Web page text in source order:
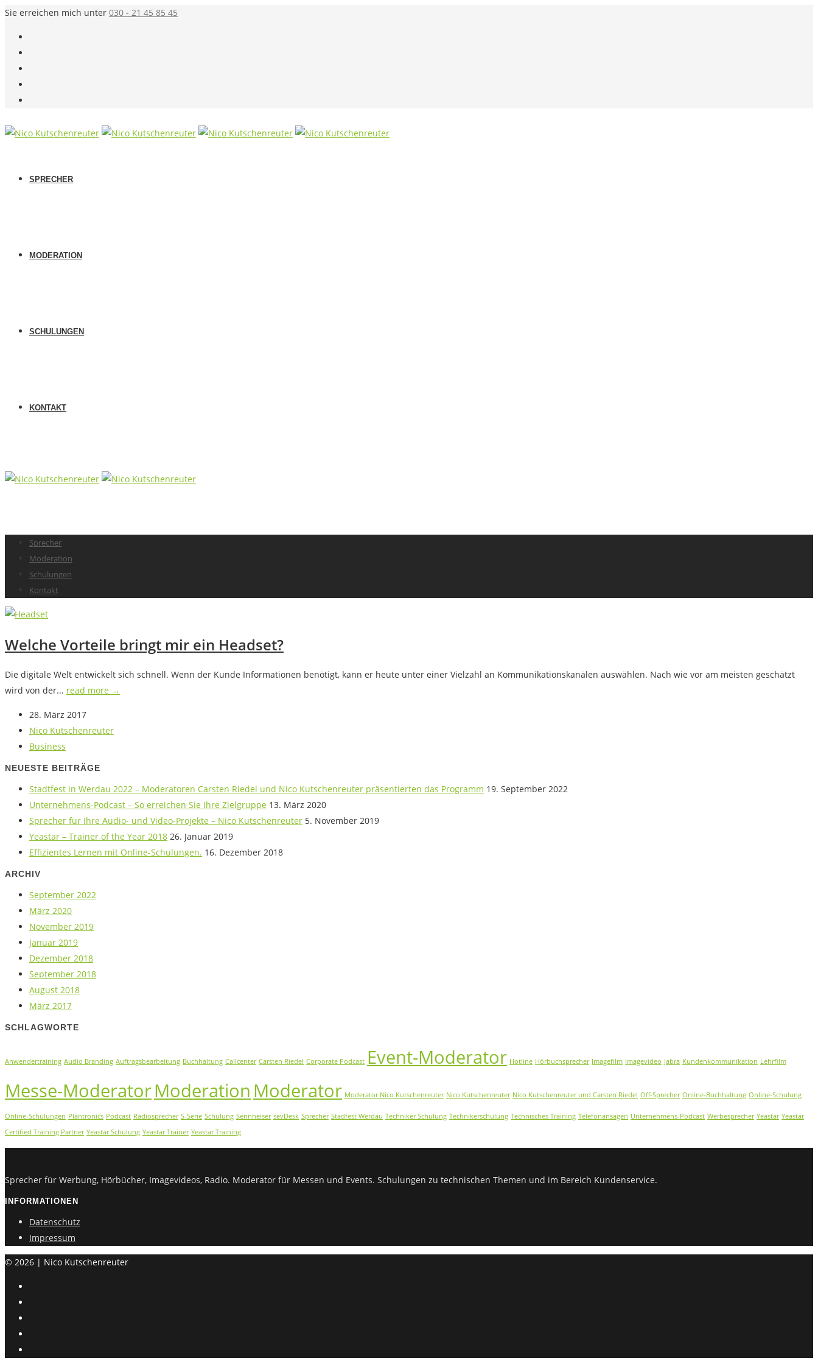
Sie erreichen mich unter 030 - 21 45 85 45
SPRECHER
MODERATION
SCHULUNGEN
KONTAKT
Sprecher
Moderation
Schulungen
Kontakt
Welche Vorteile bringt mir ein Headset?
Die digitale Welt entwickelt sich schnell. Wenn der Kunde Informationen benötigt, kann er heute unter einer Vielzahl an Kommunikationskanälen auswählen. Nach wie vor am meisten geschätzt
wird von der... read more →
28. März 2017
Nico Kutschenreuter
Business
NEUESTE BEITRÄGE
Stadtfest in Werdau 2022 – Moderatoren Carsten Riedel und Nico Kutschenreuter präsentierten das Programm 19. September 2022
Unternehmens-Podcast – So erreichen Sie Ihre Zielgruppe 13. März 2020
Sprecher für Ihre Audio- und Video-Projekte – Nico Kutschenreuter 5. November 2019
Yeastar – Trainer of the Year 2018 26. Januar 2019
Effizientes Lernen mit Online-Schulungen. 16. Dezember 2018
ARCHIV
September 2022
März 2020
November 2019
Januar 2019
Dezember 2018
September 2018
August 2018
März 2017
SCHLAGWORTE
Anwendertraining Audio Branding Auftragsbearbeitung Buchhaltung Callcenter Carsten Riedel Corporate Podcast Event-Moderator Hotline Hörbuchsprecher Imagefilm Imagevideo Jabra Kundenkommunikation Lehrfilm
Messe-ModeratorModeration Moderator Moderator Nico Kutschenreuter Nico Kutschenreuter Nico Kutschenreuter und Carsten Riedel Off-Sprecher Online-Buchhaltung Online-Schulung
Online-Schulungen Plantronics Podcast Radiosprecher S-Serie Schulung Sennheiser sevDesk Sprecher Stadfest Werdau Techniker Schulung Technikerschulung Technisches Training Telefonansagen Unternehmens-Podcast Werbesprecher Yeastar Yeastar
Certified Training Partner Yeastar Schulung Yeastar Trainer Yeastar Training
Sprecher für Werbung, Hörbücher, Imagevideos, Radio. Moderator für Messen und Events. Schulungen zu technischen Themen und im Bereich Kundenservice.
INFORMATIONEN
Datenschutz
Impressum
© 2026 | Nico Kutschenreuter